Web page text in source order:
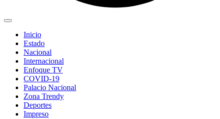
Inicio
Estado
Nacional
Internacional
Enfoque TV
COVID-19
Palacio Nacional
Zona Trendy
Deportes
Impreso